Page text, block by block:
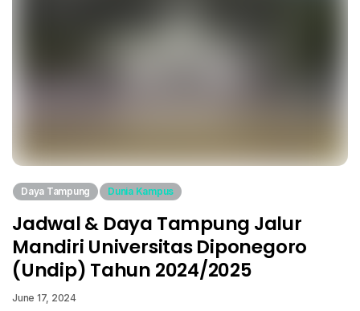
Daya Tampung Dunia Kampus
Jadwal & Daya Tampung Jalur
Mandiri Universitas Diponegoro
(Undip) Tahun 2024/2025
June 17, 2024